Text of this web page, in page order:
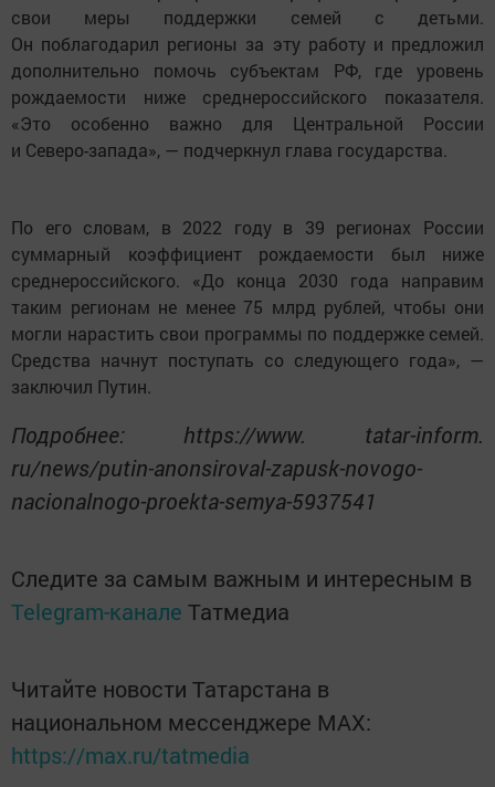
свои меры поддержки семей с детьми.
Он поблагодарил регионы за эту работу и предложил
дополнительно помочь субъектам РФ, где уровень
рождаемости ниже среднероссийского показателя.
«Это особенно важно для Центральной России
и Северо-запада», — подчеркнул глава государства.
По его словам, в 2022 году в 39 регионах России
суммарный коэффициент рождаемости был ниже
среднероссийского. «До конца 2030 года направим
таким регионам не менее 75 млрд рублей, чтобы они
могли нарастить свои программы по поддержке семей.
Средства начнут поступать со следующего года», —
заключил Путин.
Подробнее: https://www. tatar-inform.
ru/news/putin-anonsiroval-zapusk-novogo-
nacionalnogo-proekta-semya-5937541
Следите за самым важным и интересным в
Telegram-канале Татмедиа
Читайте новости Татарстана в
национальном мессенджере MАХ:
https://max.ru/tatmedia